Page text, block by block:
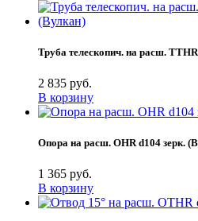
Труба телескопич. на расш.
2 835 руб.
В корзину
Опора на расш. OHR d104 зерк.
1 365 руб.
В корзину